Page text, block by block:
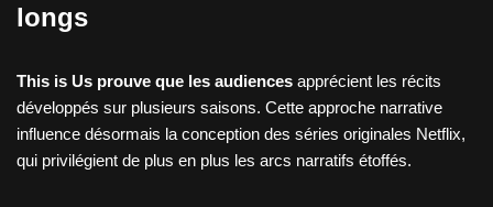
longs
This is Us prouve que les audiences apprécient les récits
développés sur plusieurs saisons. Cette approche narrative
influence désormais la conception des séries originales Netflix,
qui privilégient de plus en plus les arcs narratifs étoffés.